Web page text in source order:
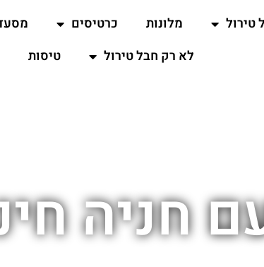
טירול מלונות כרטיסים
לא רק חבל טירול
טיסות
חניה